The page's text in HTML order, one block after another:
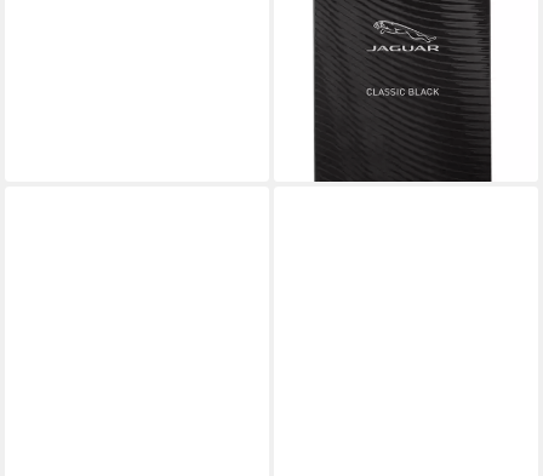
Classic Black Spray Edt
Versiegelt 100 ML, Luxus,
Energie und zeitlose Eleganz
UVP110,00 €